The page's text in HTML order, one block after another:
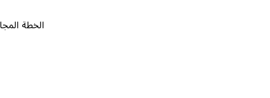
الخطة المجانية ٠